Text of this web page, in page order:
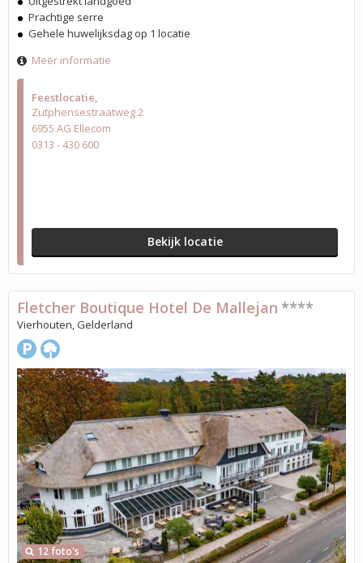
Feestlocatie
Zutphensestraatweg 2
6955 AG Ellecom
0313 - 430 600
Bekijk locatie
Prachtige serre
Gehele huwelijksdag op 1 locatie
Meer informatie
12 foto's
Fletcher Boutique Hotel De Mallejan ****
Vierhouten, Gelderland